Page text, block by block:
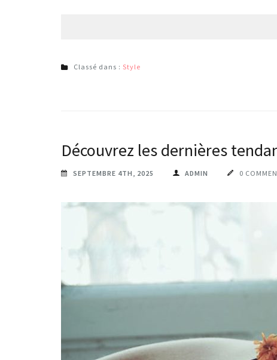
Classé dans : Style
Découvrez les dernières
SEPTEMBRE 4TH, 2025 ADMIN 0